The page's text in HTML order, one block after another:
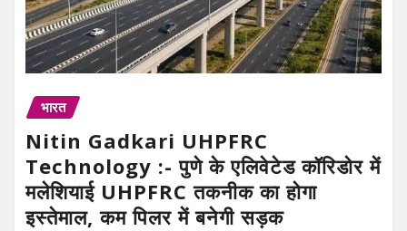
भारत
Nitin Gadkari UHPFRC
Technology :- पुणे के एलिवेटेड कॉरिडोर में
मलेशियाई UHPFRC तकनीक का होगा
इस्तेमाल, कम पिलर में बनेगी सड़क